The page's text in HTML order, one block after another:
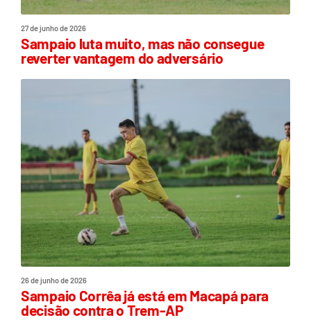
27 de junho de 2026
Sampaio luta muito, mas não consegue
reverter vantagem do adversário
26 de junho de 2026
Sampaio Corrêa já está em Macapá para
decisão contra o Trem-AP